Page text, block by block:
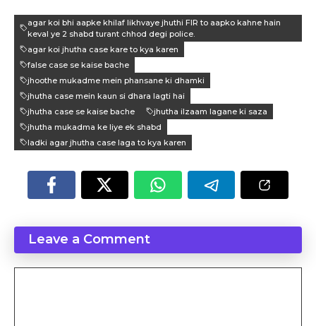
agar koi bhi aapke khilaf likhvaye jhuthi FIR to aapko kahne hain
keval ye 2 shabd turant chhod degi police.
agar koi jhutha case kare to kya karen
false case se kaise bache
jhoothe mukadme mein phansane ki dhamki
jhutha case mein kaun si dhara lagti hai
jhutha case se kaise bache
jhutha ilzaam lagane ki saza
jhutha mukadma ke liye ek shabd
ladki agar jhutha case laga to kya karen
Leave a Comment